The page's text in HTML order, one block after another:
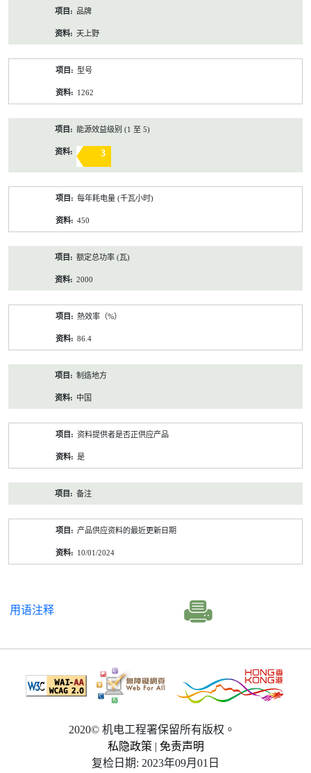
品牌
天上野
型号
1262
能源效益级别 (1 至 5)
3
每年耗电量 (千瓦小时)
450
额定总功率 (瓦)
2000
熱效率（%）
86.4
制造地方
中国
资料提供者是否正供应产品
是
备注
产品供应资料的最近更新日期
10/01/2024
用语注释
2020© 机电工程署保留所有版权。
私隐政策 | 免责声明
复检日期: 2023年09月01日